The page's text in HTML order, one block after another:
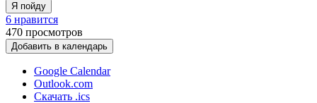
Я пойду
6 нравится
470 просмотров
Добавить в календарь
Google Calendar
Outlook.com
Скачать .ics